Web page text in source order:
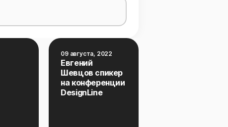
09 августа, 2022
Евгений
Шевцов спикер
на конференции
DesignLine